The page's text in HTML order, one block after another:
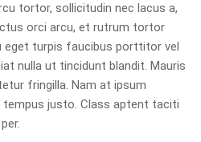
tortor, sollicitudin nec lacus a,
orci arcu, et rutrum tortor
eget turpis faucibus porttitor vel
nulla ut tincidunt blandit. Mauris
fringilla. Nam at ipsum
justo. Class aptent taciti